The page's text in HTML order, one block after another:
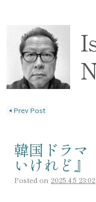
◀ Prev Post
韓国ドラマ
いけれど』
Posted on 2025.4.5 23:02